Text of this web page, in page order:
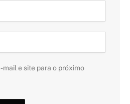
mail e site para o próximo